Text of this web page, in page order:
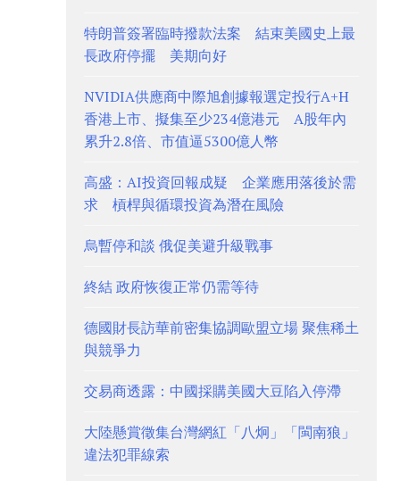
特朗普簽署臨時撥款法案 結束美國史上最
長政府停擺 美期向好
NVIDIA供應商中際旭創據報選定投行A+H
香港上市、擬集至少234億港元 A股年內
累升2.8倍、市值逼5300億人幣
高盛：AI投資回報成疑 企業應用落後於需
求 槓桿與循環投資為潛在風險
烏暫停和談 俄促美避升級戰事
終結 政府恢復正常仍需等待
德國財長訪華前密集協調歐盟立場 聚焦稀土
與競爭力
交易商透露：中國採購美國大豆陷入停滯
大陸懸賞徵集台灣網紅「八炯」「閩南狼」
違法犯罪線索